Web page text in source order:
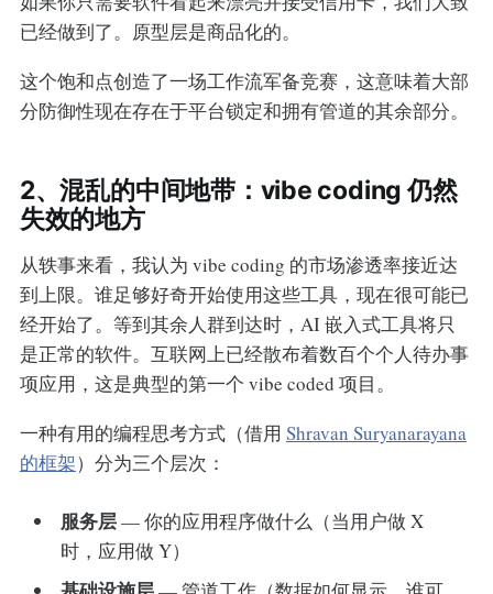
已经做到了。原型层是商品化的。
这个饱和点创造了一场工作流军备竞赛，这意味着大部
分防御性现在存在于平台锁定和拥有管道的其余部分。
2、混乱的中间地带：vibe coding 仍然
失效的地方
从轶事来看，我认为 vibe coding 的市场渗透率接近达
到上限。谁足够好奇开始使用这些工具，现在很可能已
经开始了。等到其余人群到达时，AI 嵌入式工具将只
是正常的软件。互联网上已经散布着数百个个人待办事
项应用，这是典型的第一个 vibe coded 项目。
一种有用的编程思考方式（借用 Shravan Suryanarayana
的框架）分为三个层次：
服务层— 你的应用程序做什么（当用户做 X
时，应用做 Y）